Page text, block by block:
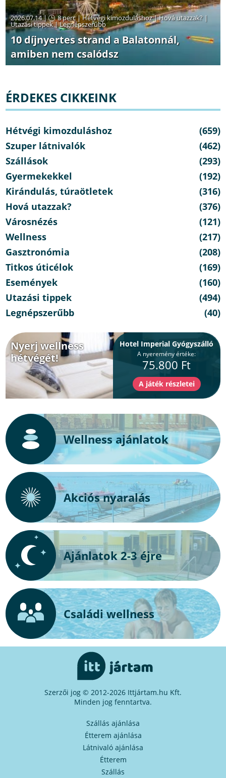
2026.07.14 | 8 perc|Hétvégi kimozduláshoz|Hová utazzak? |
Utazási tippek|Legnépszerűbb
10 díjnyertes strand a Balatonnál,
amiben nem csalódsz
ÉRDEKES CIKKEINK
Hétvégi kimozduláshoz
(659)
Szuper látnivalók
(462)
Szállások
(293)
Gyermekekkel
(192)
Kirándulás, túraötletek
(316)
Hová utazzak?
(376)
Városnézés
(121)
Wellness
(217)
Gasztronómia
(208)
Titkos úticélok
(169)
Események
(160)
Utazási tippek
(494)
Legnépszerűbb
(40)
Nyerj wellness
hétvégét!
Hotel Imperial Gyógyszálló
A nyeremény értéke:
75.800 Ft
Wellness ajánlatok
Akciós nyaralás
Ajánlatok 2-3 éjre
Családi wellness
Szerzői jog © 2012-2026 Ittjártam.hu Kft.
Minden jog fenntartva.
Szállás ajánlása
Étterem ajánlása
Látnivaló ajánlása
Étterem
Szállás